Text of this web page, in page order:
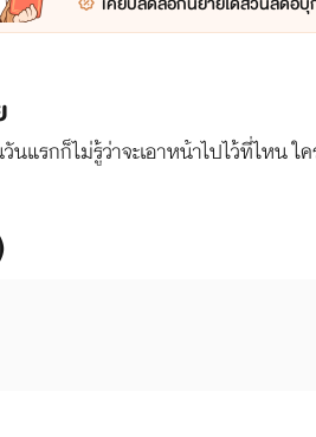
นแรกก็ไม่รู้ว่าจะเอาหน้าไปไว้ที่ไหน